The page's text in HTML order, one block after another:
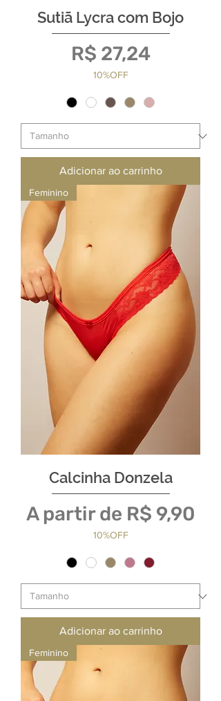
Sutiã Lycra com Bojo
Preço
R$ 27,24
10%OFF
Adicionar ao carrinho
Feminino
Calcinha Donzela
A partir de R$ 9,90
Preço promocional
10%OFF
Adicionar ao carrinho
Feminino